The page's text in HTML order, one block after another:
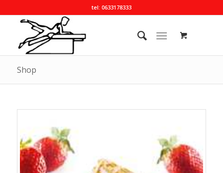
tel: 0633178333
Shop